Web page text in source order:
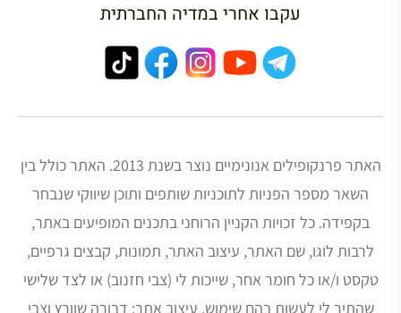
עקבו אחרי במדיה החברתית
האתר פרנקופילים אנונימיים נוצר בשנת 2013. האתר כולל בין
השאר מספר הפניות לתוכניות שותפים ותוכן שיווקי שנבחר
בקפידה. כל זכויות הקניין הרוחני בתכנים המופיעים באתר,
לרבות לוגו, שם האתר, עיצוב האתר, תמונות, קבצים גרפיים,
טקסט ו/או כל חומר אחר, שייכות לי (צבי חזנוב) או לצד שלישי
שהתיר לי לעשות בהם שימוש. עיצוב אתר: דבורה שוורץ וצבי